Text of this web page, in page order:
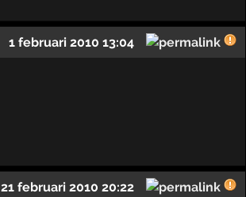
1 februari 2010 13:04
21 februari 2010 20:22